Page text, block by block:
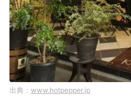
www.hotpepper.jp